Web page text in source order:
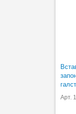
Арт.